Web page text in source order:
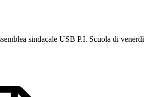
sindacale USB P.I. Scuola di venerdì